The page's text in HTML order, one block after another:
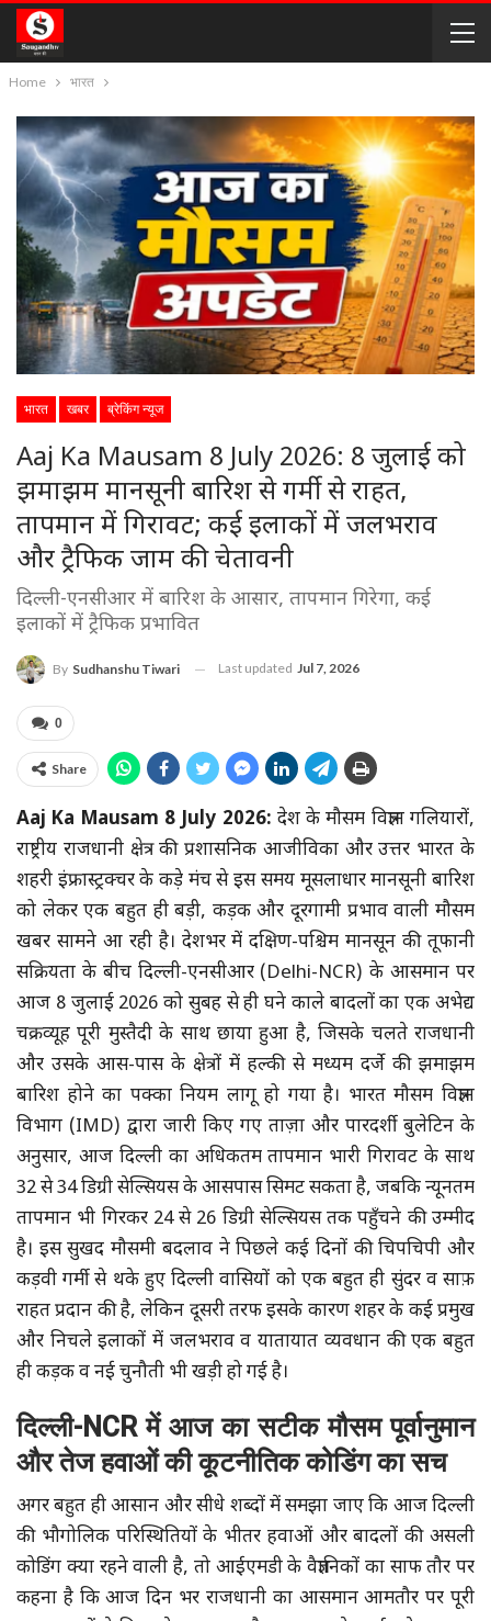
Home भारत
भारत खबर ब्रेकिंग न्यूज
Aaj Ka Mausam 8 July 2026: 8 जुलाई को
झमाझम मानसूनी बारिश से गर्मी से राहत,
तापमान में गिरावट; कई इलाकों में जलभराव
और ट्रैफिक जाम की चेतावनी
दिल्ली-एनसीआर में बारिश के आसार, तापमान गिरेगा, कई
इलाकों में ट्रैफिक प्रभावित
By Sudhanshu Tiwari Last updated Jul 7, 2026
0
Share
Aaj Ka Mausam 8 July 2026: देश के मौसम विज्ञान गलियारों,
राष्ट्रीय राजधानी क्षेत्र की प्रशासनिक आजीविका और उत्तर भारत के
शहरी इंफ्रास्ट्रक्चर के कड़े मंच से इस समय मूसलाधार मानसूनी बारिश
को लेकर एक बहुत ही बड़ी, कड़क और दूरगामी प्रभाव वाली मौसम
खबर सामने आ रही है। देशभर में दक्षिण-पश्चिम मानसून की तूफानी
सक्रियता के बीच दिल्ली-एनसीआर (Delhi-NCR) के आसमान पर
आज 8 जुलाई 2026 को सुबह से ही घने काले बादलों का एक अभेद्य
चक्रव्यूह पूरी मुस्तैदी के साथ छाया हुआ है, जिसके चलते राजधानी
और उसके आस-पास के क्षेत्रों में हल्की से मध्यम दर्जे की झमाझम
बारिश होने का पक्का नियम लागू हो गया है। भारत मौसम विज्ञान
विभाग (IMD) द्वारा जारी किए गए ताज़ा और पारदर्शी बुलेटिन के
अनुसार, आज दिल्ली का अधिकतम तापमान भारी गिरावट के साथ
32 से 34 डिग्री सेल्सियस के आसपास सिमट सकता है, जबकि न्यूनतम
तापमान भी गिरकर 24 से 26 डिग्री सेल्सियस तक पहुँचने की उम्मीद
है। इस सुखद मौसमी बदलाव ने पिछले कई दिनों की चिपचिपी और
कड़वी गर्मी से थके हुए दिल्ली वासियों को एक बहुत ही सुंदर व साफ़
राहत प्रदान की है, लेकिन दूसरी तरफ इसके कारण शहर के कई प्रमुख
और निचले इलाकों में जलभराव व यातायात व्यवधान की एक बहुत
ही कड़क व नई चुनौती भी खड़ी हो गई है।
दिल्ली-NCR में आज का सटीक मौसम पूर्वानुमान
और तेज हवाओं की कूटनीतिक कोडिंग का सच
अगर बहुत ही आसान और सीधे शब्दों में समझा जाए कि आज दिल्ली
की भौगोलिक परिस्थितियों के भीतर हवाओं और बादलों की असली
कोडिंग क्या रहने वाली है, तो आईएमडी के वैज्ञानिकों का साफ तौर पर
कहना है कि आज दिन भर राजधानी का आसमान आमतौर पर पूरी